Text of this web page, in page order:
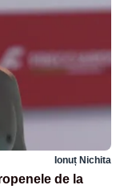
Ionuț Nichita
de la